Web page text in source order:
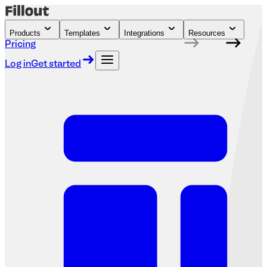
Products Templates Integrations Resources
Pricing
Log inGet started